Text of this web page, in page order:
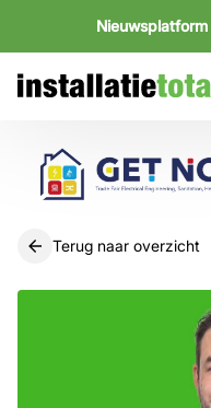
Nieuwsplatform
Terug naar overzicht